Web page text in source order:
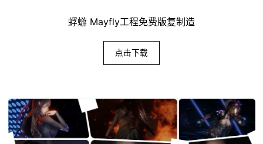
蜉蝣 Mayfly工程免费版复制造
点击下载